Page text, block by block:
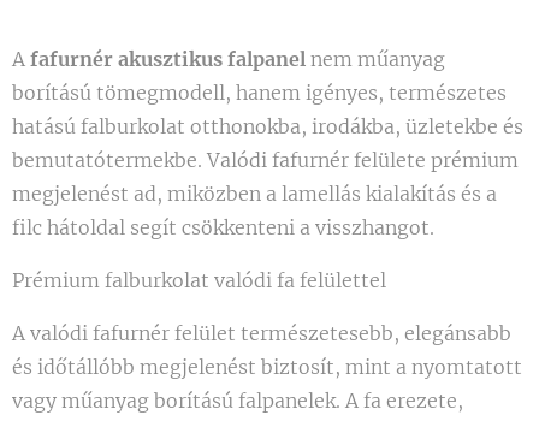
A fafurnér akusztikus falpanel nem műanyag
borítású tömegmodell, hanem igényes, természetes
hatású falburkolat otthonokba, irodákba, üzletekbe és
bemutatótermekbe. Valódi fafurnér felülete prémium
megjelenést ad, miközben a lamellás kialakítás és a
filc hátoldal segít csökkenteni a visszhangot.
Prémium falburkolat valódi fa felülettel
A valódi fafurnér felület természetesebb, elegánsabb
és időtállóbb megjelenést biztosít, mint a nyomtatott
vagy műanyag borítású falpanelek. A fa erezete,